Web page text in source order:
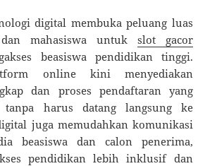
digital membuka peluang luas
mahasiswa untuk slot gacor
beasiswa pendidikan tinggi.
online kini menyediakan
dan proses pendaftaran yang
harus datang langsung ke
juga memudahkan komunikasi
beasiswa dan calon penerima,
pendidikan lebih inklusif dan